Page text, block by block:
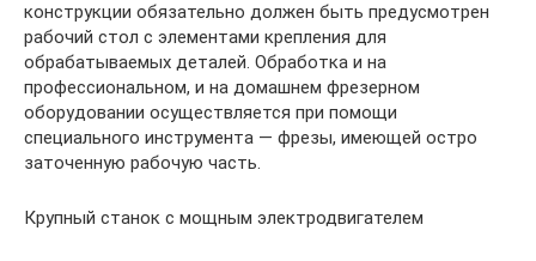
конструкции обязательно должен быть предусмотрен
рабочий стол с элементами крепления для
обрабатываемых деталей. Обработка и на
профессиональном, и на домашнем фрезерном
оборудовании осуществляется при помощи
специального инструмента — фрезы, имеющей остро
заточенную рабочую часть.
Крупный станок с мощным электродвигателем